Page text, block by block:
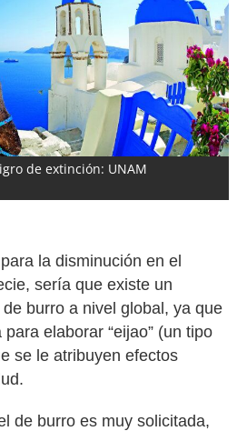
de extinción: UNAM
la disminución en el
sería que existe un
burro a nivel global, ya que
elaborar “eijao” (un tipo
se le atribuyen efectos
de burro es muy solicitada,